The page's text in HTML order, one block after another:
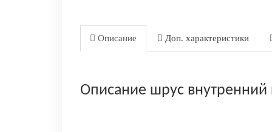
Описание Доп. характеристики
Описание шрус